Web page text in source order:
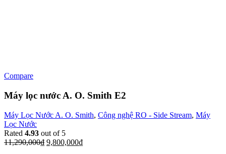
Compare
Máy lọc nước A. O. Smith E2
Máy Lọc Nước A. O. Smith, Công nghệ RO - Side Stream, Máy
Lọc Nước
Rated 4.93 out of 5
11,290,000₫ 9,800,000₫